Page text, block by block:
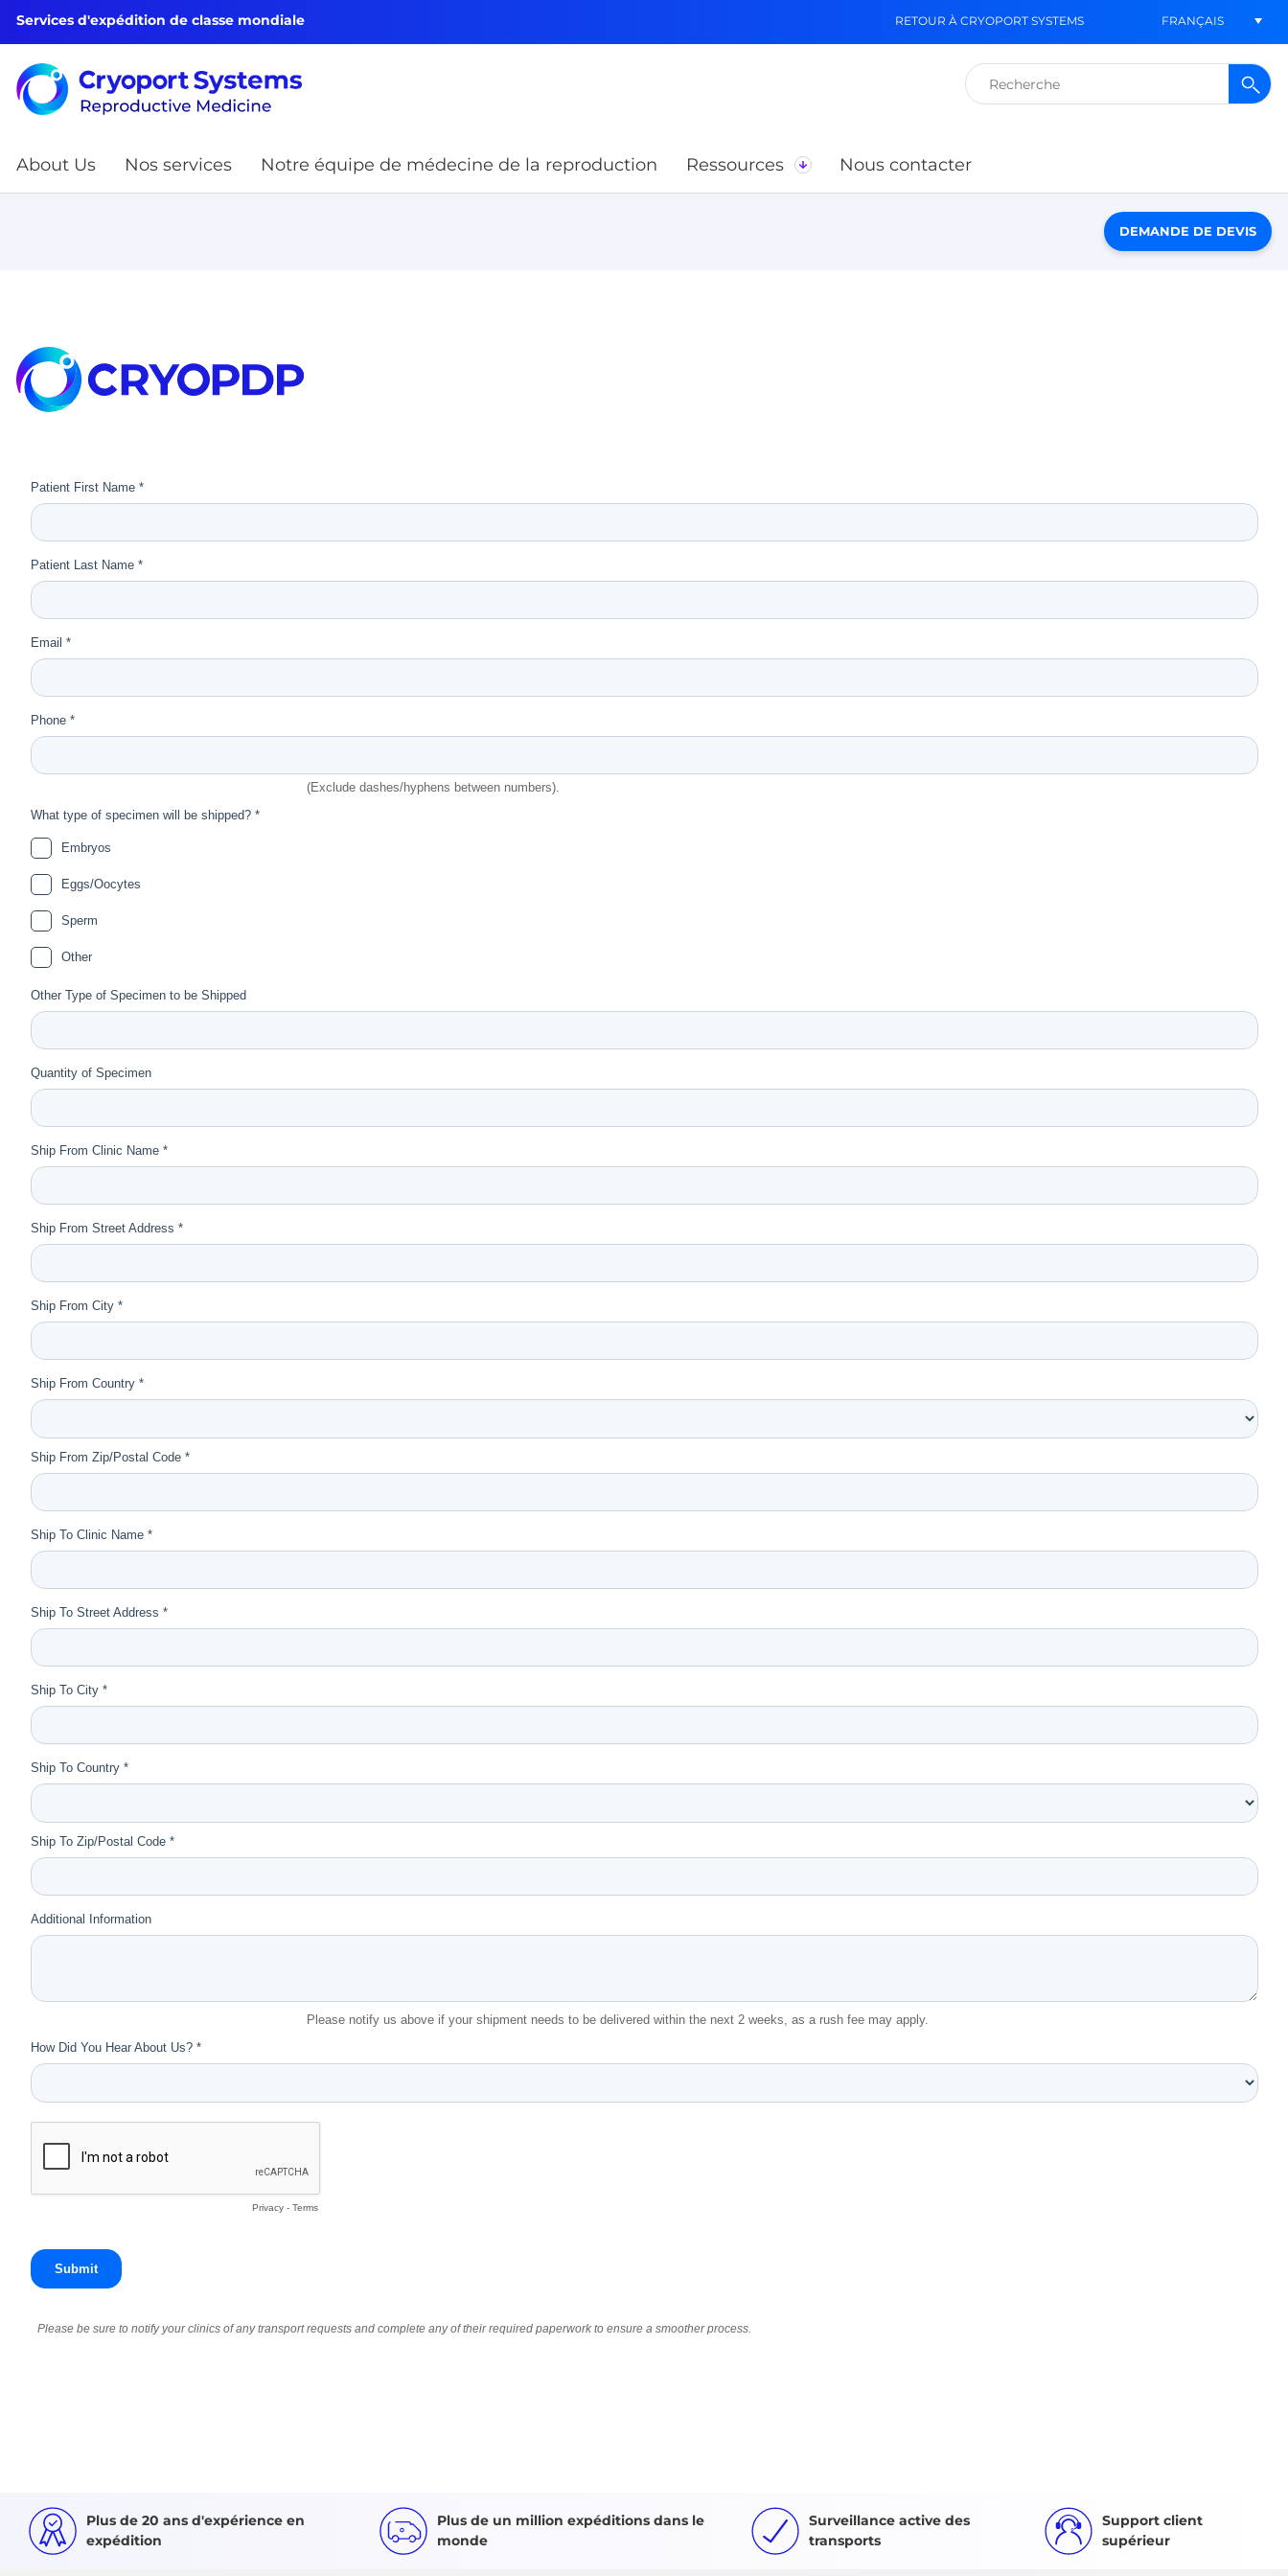
Services d'expédition de classe mondiale RETOUR À CRYOPORT SYSTEMS FRANÇAIS
Rechercher :
About Us Nos services Notre équipe de médecine de la reproduction Ressources Nous contacter
DEMANDE DE DEVIS
Plus de 20 ans d'expérience en
expédition
Plus de un million expéditions dans le
monde
Surveillance active des
transports
Support client
supérieur